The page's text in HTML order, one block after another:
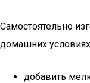
Самостоятельно
домашних
добавить